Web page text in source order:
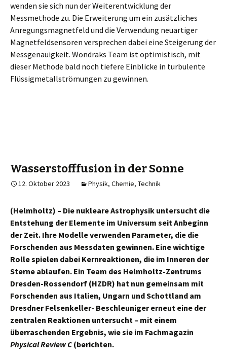
wenden sie sich nun der Weiterentwicklung der
Messmethode zu. Die Erweiterung um ein zusätzliches
Anregungsmagnetfeld und die Verwendung neuartiger
Magnetfeldsensoren versprechen dabei eine Steigerung der
Messgenauigkeit. Wondraks Team ist optimistisch, mit
dieser Methode bald noch tiefere Einblicke in turbulente
Flüssigmetallströmungen zu gewinnen.
Wasserstofffusion in der Sonne
12. Oktober 2023 Physik, Chemie, Technik
(Helmholtz) – Die nukleare Astrophysik untersucht die
Entstehung der Elemente im Universum seit Anbeginn
der Zeit. Ihre Modelle verwenden Parameter, die die
Forschenden aus Messdaten gewinnen. Eine wichtige
Rolle spielen dabei Kernreaktionen, die im Inneren der
Sterne ablaufen. Ein Team des Helmholtz-Zentrums
Dresden-Rossendorf (HZDR) hat nun gemeinsam mit
Forschenden aus Italien, Ungarn und Schottland am
Dresdner Felsenkeller- Beschleuniger erneut eine der
zentralen Reaktionen untersucht – mit einem
überraschenden Ergebnis, wie sie im Fachmagazin
Physical Review C (berichten.